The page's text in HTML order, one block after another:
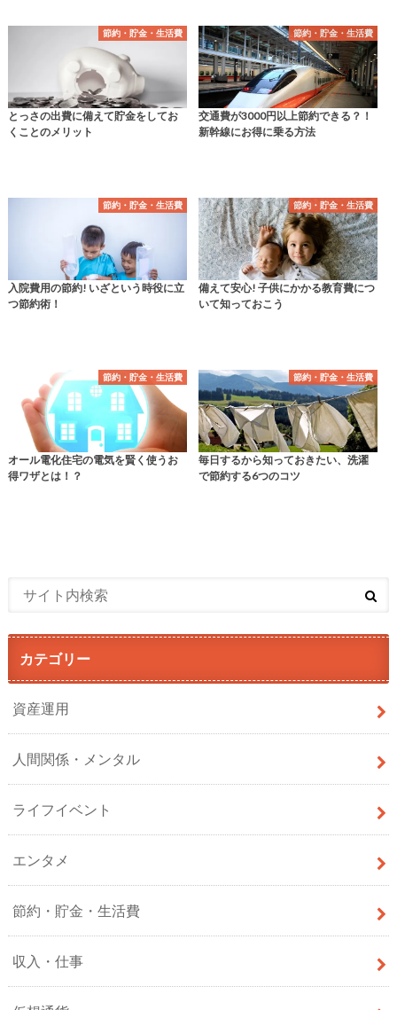
節約・貯金・生活費
とっさの出費に備えて貯金をしてお
くことのメリット
節約・貯金・生活費
交通費が3000円以上節約できる？！
新幹線にお得に乗る方法
節約・貯金・生活費
入院費用の節約! いざという時役に立
つ節約術！
節約・貯金・生活費
備えて安心! 子供にかかる教育費につ
いて知っておこう
節約・貯金・生活費
オール電化住宅の電気を賢く使うお
得ワザとは！？
節約・貯金・生活費
毎日するから知っておきたい、洗濯
で節約する6つのコツ
カテゴリー
資産運用
人間関係・メンタル
ライフイベント
エンタメ
節約・貯金・生活費
収入・仕事